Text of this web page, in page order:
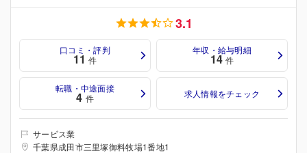
3.1
口コミ・評判
11 件
年収・給与明細
14 件
転職・中途面接
4 件 求人情報をチェック
サービス業
千葉県成田市三里塚御料牧場1番地1